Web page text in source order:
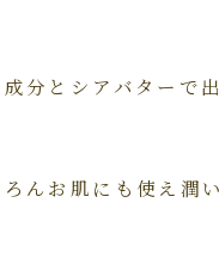
分とシアバターで
んお肌にも使え潤